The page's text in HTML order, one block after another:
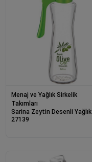
Menaj ve Yağlık Sirkelik
Takımları
Sarina Zeytin Desenli
27139